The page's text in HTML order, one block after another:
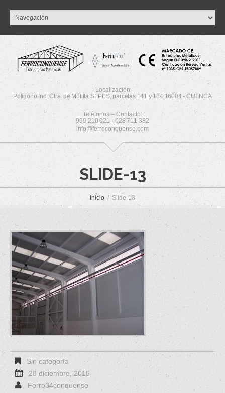
Localización
Polígono Ind. Ctra. de Motilla SEPES, parcelas 141 y 184 16004 - CUENCA
Teléfonos – Contacto:
969 210 021 - 628 711 382
info@ferroconquense.com
SLIDE-13
Inicio Slide-13
Sin categoría
28 diciembre, 2015
Ferro34conquense